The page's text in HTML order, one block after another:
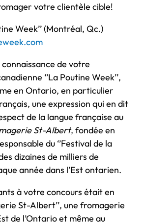
votre clientèle cible!
Week’’ (Montréal, Qc.)
de votre
‘’La Poutine Week’’,
en Ontario, en particulier
une expression qui en dit
de la langue française au
St-Albert, fondée en
du ‘’Festival de la
dizaines de milliers de
année dans l’Est ontarien.
à votre concours était en
St-Albert’’, une fromagerie
de l’Ontario et même au